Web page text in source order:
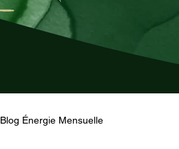
Blog Énergie Mensuelle